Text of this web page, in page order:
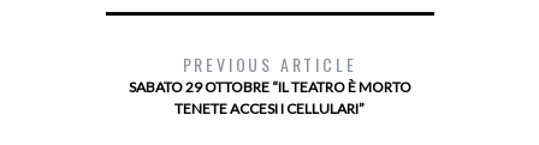
PREVIOUS ARTICLE
SABATO 29 OTTOBRE “IL TEATRO È MORTO
TENETE ACCESI I CELLULARI”